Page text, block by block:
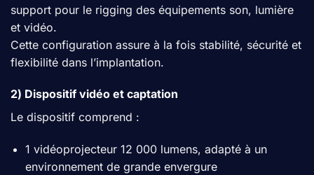
support pour le rigging des équipements son, lumière
et vidéo.
Cette configuration assure à la fois stabilité, sécurité et
flexibilité dans l’implantation.
2) Dispositif vidéo et captation
Le dispositif comprend :
1 vidéoprojecteur 12 000 lumens, adapté à un
environnement de grande envergure